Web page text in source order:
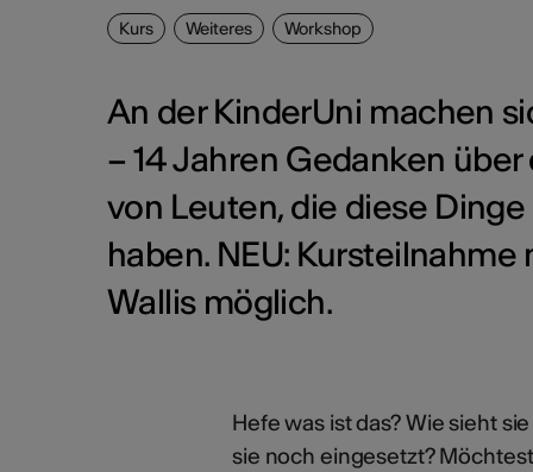
Kurs Weiteres Workshop
An der KinderUni machen
– 14 Jahren Gedanken
von Leuten, die diese
haben. NEU:
Wallis möglich.
Hefe was ist das? Wie sieht
sie noch eingesetzt?